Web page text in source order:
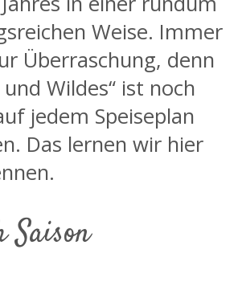
Weise. Immer
Überraschung, denn
und Wildes“ ist noch
jedem Speiseplan
Das lernen wir hier
Saison